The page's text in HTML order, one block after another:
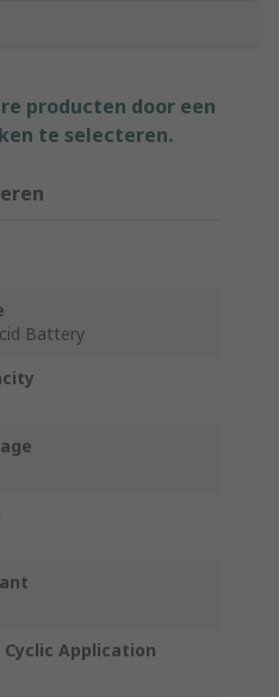
producten door een
te selecteren.
Battery
Application